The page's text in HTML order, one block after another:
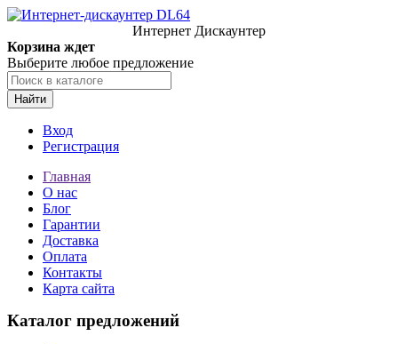
Интернет Дискаунтер
Корзина ждет
Выберите любое предложение
Найти
Вход
Регистрация
Главная
О нас
Блог
Гарантии
Доставка
Оплата
Контакты
Карта сайта
Каталог предложений